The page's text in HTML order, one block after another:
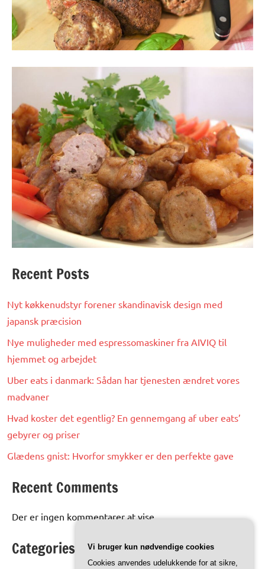
Recent Posts
Nyt køkkenudstyr forener skandinavisk design med
japansk præcision
Nye muligheder med espressomaskiner fra AIVIQ til
hjemmet og arbejdet
Uber eats i danmark: Sådan har tjenesten ændret vores
madvaner
Hvad koster det egentlig? En gennemgang af uber eats’
gebyrer og priser
Glædens gnist: Hvorfor smykker er den perfekte gave
Recent Comments
Der er ingen kommentarer at vise.
Categories
Vi bruger kun nødvendige cookies
Cookies anvendes udelukkende for at sikre,